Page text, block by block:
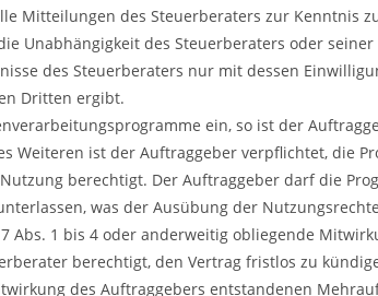
Mitteilungen des Steuerberaters zur Kenntnis
Unabhängigkeit des Steuerberaters oder
des Steuerberaters nur mit dessen
Dritten ergibt.
ein, so ist der
Weiteren ist der Auftraggeber verpflichtet, die
berechtigt. Der Auftraggeber darf die
was der Ausübung der
Abs. 1 bis 4 oder anderweitig obliegende
berechtigt, den Vertrag fristlos zu
des Auftraggebers entstandenen